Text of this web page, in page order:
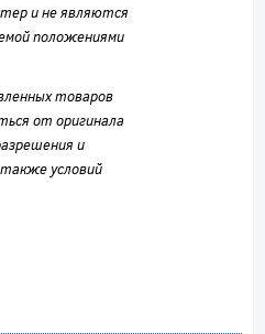
и не являются
положениями
товаров
от оригинала
и
условий